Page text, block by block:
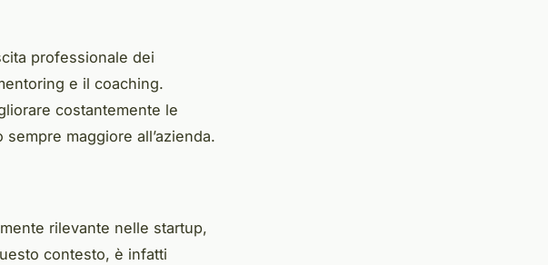
professionale dei
e il coaching.
costantemente le
maggiore all’azienda.
rilevante nelle startup,
contesto, è infatti